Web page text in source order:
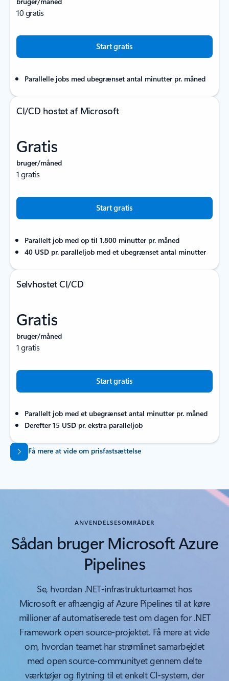
10 gratis
Start gratis
Parallelle jobs med ubegrænset antal minutter pr. måned
CI/CD hostet af Microsoft
Gratis
bruger/måned
1 gratis
Start gratis
Parallelt job med op til 1.800 minutter pr. måned
40 USD pr. paralleljob med et ubegrænset antal minutter
Selvhostet CI/CD
Gratis
bruger/måned
1 gratis
Start gratis
Parallelt job med et ubegrænset antal minutter pr. måned
Derefter 15 USD pr. ekstra paralleljob
Få mere at vide om prisfastsættelse
ANVENDELSESOMRÅDER
Sådan bruger Microsoft Azure
Pipelines
Se, hvordan .NET-infrastrukturteamet hos
Microsoft er afhængig af Azure Pipelines til at køre
millioner af automatiserede test om dagen for .NET
Framework open source-projektet. Få mere at vide
om, hvordan teamet har strømlinet samarbejdet
med open source-communityet gennem delte
værktøjer og flytning til et enkelt CI-system, der